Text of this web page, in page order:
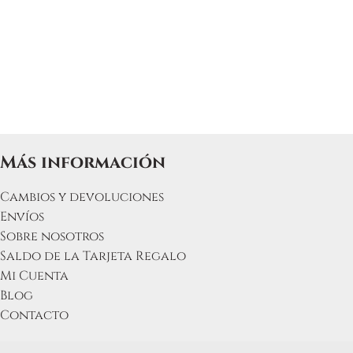
Más información
Cambios y devoluciones
Envíos
Sobre nosotros
Saldo de la Tarjeta Regalo
Mi Cuenta
Blog
Contacto